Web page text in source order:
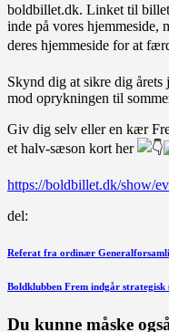
boldbillet.dk. Linket til
inde på vores hjemmeside,
deres hjemmeside for at
Skynd dig at sikre dig årets
mod oprykningen til
Giv dig selv eller en kær
et halv-sæson kort her
https://boldbillet.dk/show/
del:
Forrige
Referat fra ordinær
Næste
Boldklubben Frem indgår
Du kunne måske